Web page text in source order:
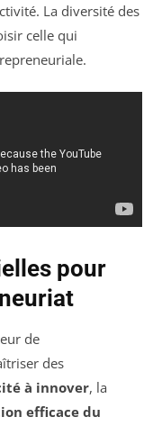
La diversité des
celle qui
pour
de
des
à innover, la
efficace du